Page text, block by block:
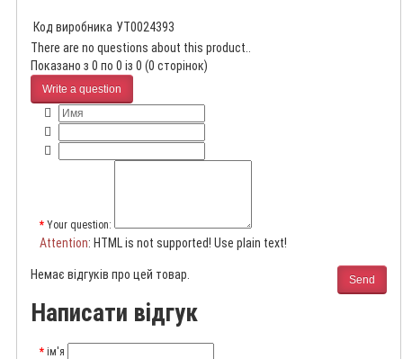
Код виробника УТ0024393
There are no questions about this product..
Показано з 0 по 0 із 0 (0 сторінок)
Write a question
Your question:
Attention: HTML is not supported! Use plain text!
Send
Немає відгуків про цей товар.
Написати відгук
ім'я